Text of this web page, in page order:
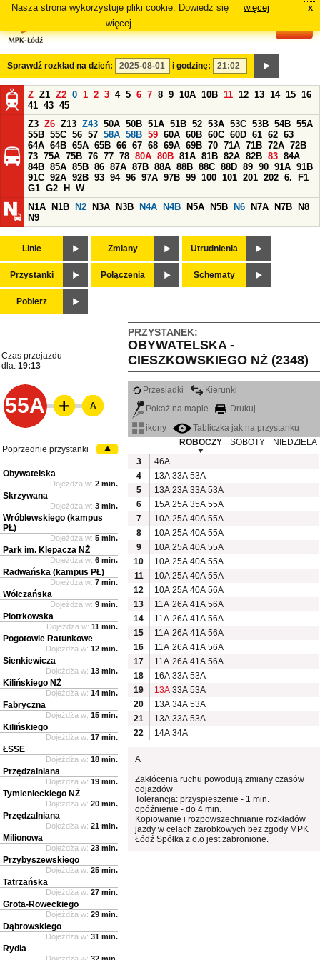
Nasza strona wykorzystuje pliki cookie. Dowiedz się
więcej.
więcej x
Sprawdź rozkład na dzień: i godzinę:
Z Z1 Z2 0 1 2 3 4 5 6 7 8 9 10A 10B 11 12 13 14 15 16
41 43 45
Z3 Z6 Z13 Z43 50A 50B 51A 51B 52 53A 53C 53B 54B 55A
55B 55C 56 57 58A 58B 59 60A 60B 60C 60D 61 62 63
64A 64B 65A 65B 66 67 68 69A 69B 70 71A 71B 72A 72B
73 75A 75B 76 77 78 80A 80B 81A 81B 82A 82B 83 84A
84B 85A 85B 86 87A 87B 88A 88B 88C 88D 89 90 91A 91B
91C 92A 92B 93 94 96 97A 97B 99 100 101 201 202 6.
F1
G1 G2 H
W
N1A
N1B N2 N3A N3B N4A N4B N5A N5B N6 N7A N7B
N8
N9
Linie Zmiany Utrudnienia
Przystanki Połączenia Schematy
Pobierz
PRZYSTANEK:
OBYWATELSKA -
CIESZKOWSKIEGO NŻ (2348)
Czas przejazdu
dla: 19:13
55A
Przesiadki
Kierunki
Pokaż na mapie
Drukuj
ikony
Tabliczka jak na przystanku
ROBOCZY
SOBOTY
NIEDZIELA
3
46A
4
13A 33A 53A
5
13A 23A 33A 53A
6
15A 25A 35A 55A
7
10A 25A 40A 55A
8
10A 25A 40A 55A
9
10A 25A 40A 55A
10
10A 25A 40A 55A
11
10A 25A 40A 55A
12
10A 25A 40A 56A
13
11A 26A 41A 56A
14
11A 26A 41A 56A
15
11A 26A 41A 56A
16
11A 26A 41A 56A
17
11A 26A 41A 56A
18
16A 33A 53A
19
13A 33A 53A
20
13A 34A 53A
21
13A 33A 53A
22
14A 34A
A
Zakłócenia ruchu powodują zmiany czasów
odjazdów
Tolerancja: przyspieszenie - 1 min.
opóźnienie - do 4 min.
Kopiowanie i rozpowszechnianie rozkładów
jazdy w celach zarobkowych bez zgody MPK
Łódź Spółka z o.o jest zabronione.
A
Poprzednie przystanki
Obywatelska
Dojeżdża w: 2 min.
Skrzywana
Dojeżdża w: 3 min.
Wróblewskiego (kampus
PŁ)
Dojeżdża w: 5 min.
Park im. Klepacza NŻ
Dojeżdża w: 6 min.
Radwańska (kampus PŁ)
Dojeżdża w: 7 min.
Wólczańska
Dojeżdża w: 9 min.
Piotrkowska
Dojeżdża w: 11 min.
Pogotowie Ratunkowe
Dojeżdża w: 12 min.
Sienkiewicza
Dojeżdża w: 13 min.
Kilińskiego NŻ
Dojeżdża w: 14 min.
Fabryczna
Dojeżdża w: 15 min.
Kilińskiego
Dojeżdża w: 17 min.
ŁSSE
Dojeżdża w: 18 min.
Przędzalniana
Dojeżdża w: 19 min.
Tymienieckiego NŻ
Dojeżdża w: 20 min.
Przędzalniana
Dojeżdża w: 21 min.
Milionowa
Dojeżdża w: 23 min.
Przybyszewskiego
Dojeżdża w: 25 min.
Tatrzańska
Dojeżdża w: 27 min.
Grota-Roweckiego
Dojeżdża w: 29 min.
Dąbrowskiego
Dojeżdża w: 31 min.
Rydla